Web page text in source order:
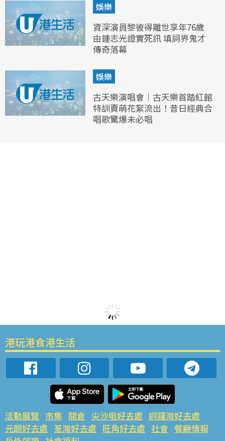
娛樂
資深演員黎彼得離世享年76歲
由鍾志光證實死訊 填詞界鬼才
傳奇落幕
娛樂
古天樂演唱會｜古天樂首踏紅館
特訓賣萌花絮流出！昔日經典合
唱歌驚爆未必唱
港玩港食港生活
活動展覽 市集 開倉 尖沙咀好去處 銅鑼灣好去處
元朗好去處 荃灣好去處 旺角好去處 社會 餐廳情報